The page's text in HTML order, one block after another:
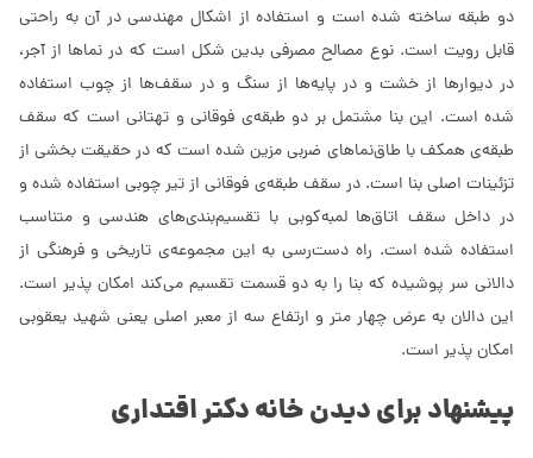
دو طبقه ساخته شده است و استفاده از اشکال مهندسی در آن به راحتی
قابل رویت است. نوع مصالح مصرفی بدین شکل است که در نماها از آجر،
در دیوارها از خشت و در پایه‌ها از سنگ و در سقف‌ها از چوب استفاده
شده است. این بنا مشتمل بر دو طبقه‌ی فوقانی و تهتانی است که سقف
طبقه‌ی همکف با طاق‌نماهای ضربی مزین شده است که در حقیقت بخشی از
تزئینات اصلی بنا است. در سقف طبقه‌ی فوقانی از تیر چوبی استفاده شده و
در داخل سقف اتاق‌ها لمبه‌کوبی با تقسیم‌بندی‌های هندسی و متناسب
استفاده شده است. راه دست‌رسی به این مجموعه‌ی تاریخی و فرهنگی از
دالانی سر پوشیده که بنا را به دو قسمت تقسیم می‌کند امکان پذیر است.
این دالان به عرض چهار متر و ارتفاع سه از معبر اصلی یعنی شهید یعقوبی
امکان پذیر است.
پیشنهاد برای دیدن خانه دکتر اقتداری